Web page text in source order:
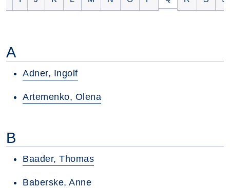
A
Adner, Ingolf
Artemenko, Olena
B
Baader, Thomas
Baberske, Anne